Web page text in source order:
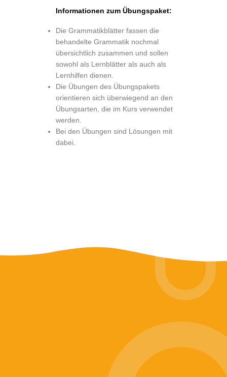
Informationen zum Übungspaket:
Die Grammatikblätter fassen die
behandelte Grammatik nochmal
übersichtlich zusammen und sollen
sowohl als Lernblätter als auch als
Lernhilfen dienen.
Die Übungen des Übungspakets
orientieren sich überwiegend an den
Übungsarten, die im Kurs verwendet
werden.
Bei den Übungen sind Lösungen mit
dabei.